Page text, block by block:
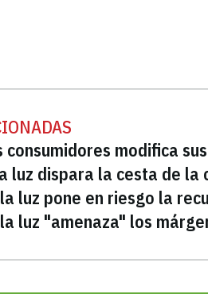
consumidores modifica
luz dispara la cesta de la
luz pone en riesgo la
luz "amenaza" los